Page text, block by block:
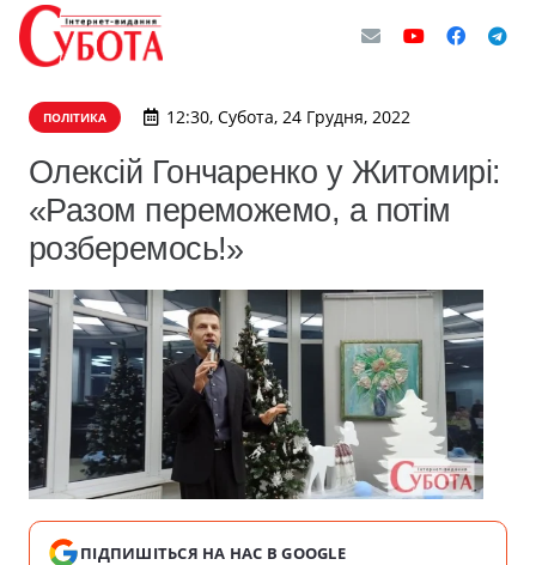
ПОЛІТИКА 12:30, Субота, 24 Грудня, 2022
Олексій Гончаренко у Житомирі:
«Разом переможемо, а потім
розберемось!»
ПІДПИШІТЬСЯ НА НАС В GOOGLE